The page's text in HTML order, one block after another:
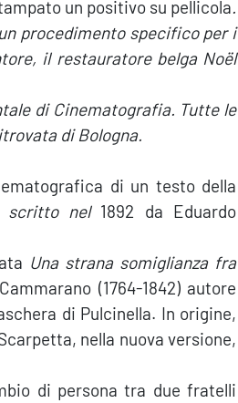
un positivo su pellicola.
procedimento specifico per i
il restauratore belga Noël
di Cinematografia. Tutte le
di Bologna.
di un testo della
scritto nel 1892 da Eduardo
Una strana somiglianza fra
(1764-1842) autore
di Pulcinella. In origine,
nella nuova versione,
di persona tra due fratelli